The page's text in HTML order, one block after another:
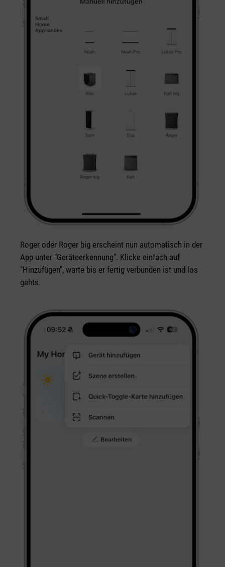
Roger oder Roger big erscheint nun automatisch in der
App unter "Geräteerkennung". Klicke einfach auf
"Hinzufügen", warte bis er fertig verbunden ist und los
gehts.